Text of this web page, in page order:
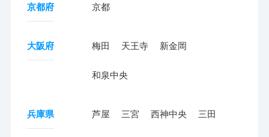
京都府 京都
大阪府 梅田 天王寺 新金岡
和泉中央
兵庫県 芦屋 三宮 西神中央 三田